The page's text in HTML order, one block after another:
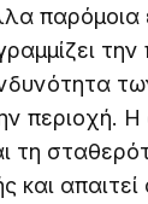
παρόμοια
περιοχή. Η
τη
και